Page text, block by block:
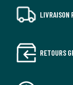
LIVRAISON
RETOURS